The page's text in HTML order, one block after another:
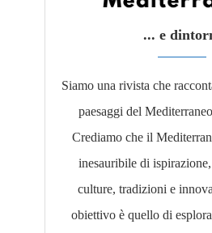
... e
Siamo una rivista che
paesaggi del
Crediamo che il
inesauribile di
culture, tradizioni e
obiettivo è quello di